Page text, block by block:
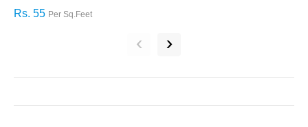
Rs. 55 Per Sq.Feet
‹ ›